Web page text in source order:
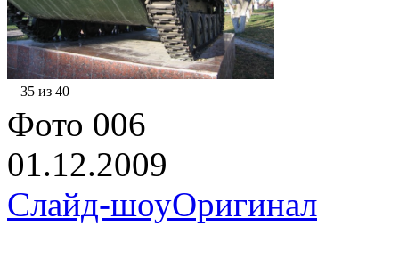
35 из 40
Фото 006
01.12.2009
Слайд-шоуОригинал